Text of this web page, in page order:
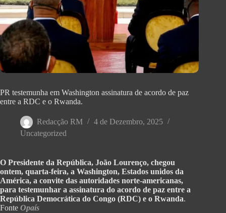
PR testemunha em Washington assinatura de acordo de paz
entre a RDC e o Rwanda.
Redacção RM
4 de Dezembro, 2025
Uncategorized
O Presidente da República, João Lourenço, chegou
ontem, quarta-feira, a Washington, Estados unidos da
América, a convite das autoridades norte-americanas,
para testemunhar a assinatura do acordo de paz entre a
República Democrática do Congo (RDC) e o Rwanda.
Fonte Opaís